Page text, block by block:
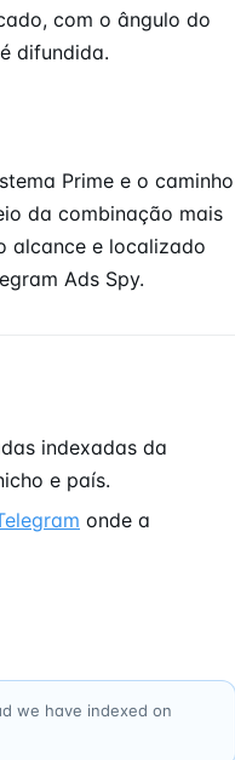
com o ângulo do
difundida.
Prime e o caminho
da combinação mais
alcance e localizado
Ads Spy.
indexadas da
e país.
onde a
we have indexed on